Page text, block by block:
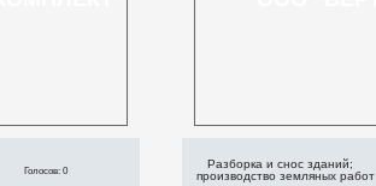
Голосов: 0
Разборка и снос зданий;
производство земляных работ